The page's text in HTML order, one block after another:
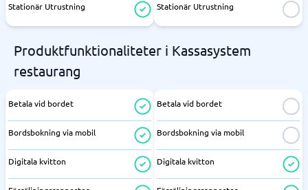
Stationär Utrustning Stationär Utrustning
Produktfunktionaliteter i Kassasystem
restaurang
Betala vid bordet
Bordsbokning via mobil
Digitala kvitton
Betala vid bordet
Bordsbokning via mobil
Digitala kvitton